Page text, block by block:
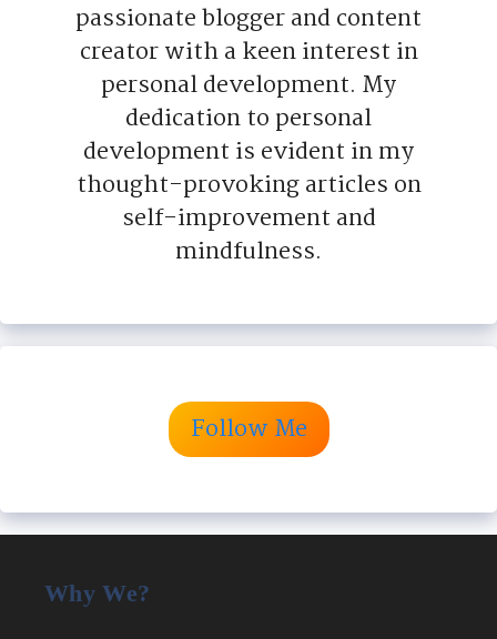
passionate blogger and content
creator with a keen interest in
personal development. My
dedication to personal
development is evident in my
thought-provoking articles on
self-improvement and
mindfulness.
Follow Me
Why We?